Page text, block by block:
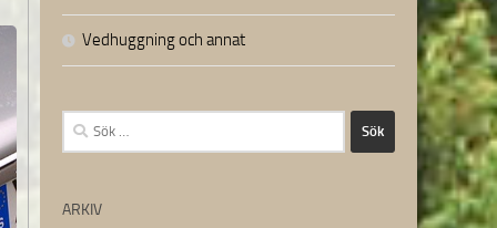
Vedhuggning och annat
Sök
efter:
ARKIV